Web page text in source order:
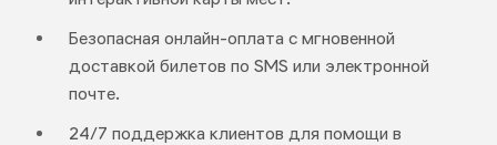
Безопасная онлайн-оплата с мгновенной
доставкой билетов по SMS или электронной
почте.
24/7 поддержка клиентов для помощи в